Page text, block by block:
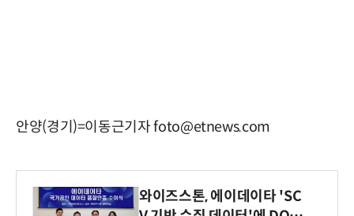
안양(경기)=이동근기자 foto@etnews.com
와이즈스톤, 에이데이타 'SC